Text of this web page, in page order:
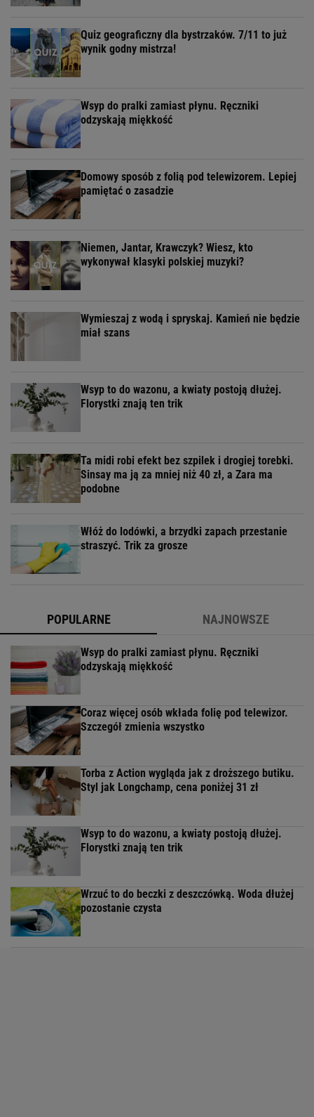
Quiz geograficzny dla bystrzaków. 7/11 to już
wynik godny mistrza!
Wsyp do pralki zamiast płynu. Ręczniki
odzyskają miękkość
Domowy sposób z folią pod telewizorem. Lepiej
pamiętać o zasadzie
Niemen, Jantar, Krawczyk? Wiesz, kto
wykonywał klasyki polskiej muzyki?
Wymieszaj z wodą i spryskaj. Kamień nie będzie
miał szans
Wsyp to do wazonu, a kwiaty postoją dłużej.
Florystki znają ten trik
Ta midi robi efekt bez szpilek i drogiej torebki.
Sinsay ma ją za mniej niż 40 zł, a Zara ma
podobne
Włóż do lodówki, a brzydki zapach przestanie
straszyć. Trik za grosze
POPULARNE NAJNOWSZE
Wsyp do pralki zamiast płynu. Ręczniki
odzyskają miękkość
Coraz więcej osób wkłada folię pod telewizor.
Szczegół zmienia wszystko
Torba z Action wygląda jak z droższego butiku.
Styl jak Longchamp, cena poniżej 31 zł
Wsyp to do wazonu, a kwiaty postoją dłużej.
Florystki znają ten trik
Wrzuć to do beczki z deszczówką. Woda dłużej
pozostanie czysta